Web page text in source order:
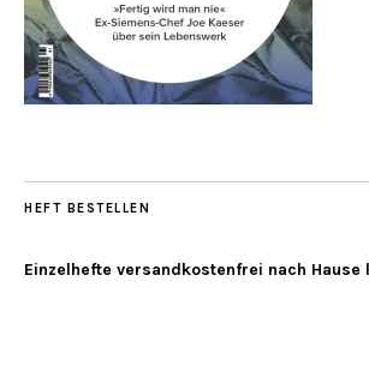
HEFT BESTELLEN
Einzelhefte versandkostenfrei nach Hause